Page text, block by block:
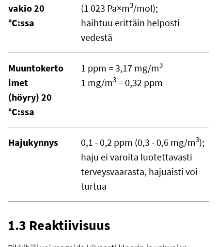
vakio 20
°C:ssa
(1 023 Pa×m3/mol);
haihtuu erittäin helposti
vedestä
Muuntokerto
imet
(höyry) 20
°C:ssa
1 ppm = 3,17 mg/m3
1 mg/m3 = 0,32 ppm
Hajukynnys 0,1 - 0,2 ppm (0,3 - 0,6 mg/m3);
haju ei varoita luotettavasti
terveysvaarasta, hajuaisti voi
turtua
1.3 Reaktiivisuus